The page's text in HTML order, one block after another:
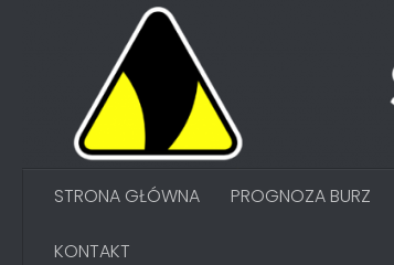
Przejdź do treści
STRONA GŁÓWNA PROGNOZA BURZ
KONTAKT